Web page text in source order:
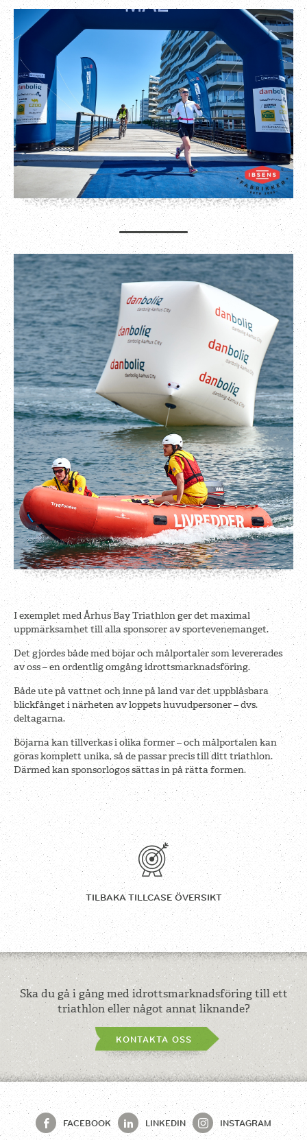
I exemplet med Århus Bay Triathlon ger det maximal
uppmärksamhet till alla sponsorer av sportevenemanget.
Det gjordes både med böjar och målportaler som levererades
av oss – en ordentlig omgång idrottsmarknadsföring.
Både ute på vattnet och inne på land var det uppblåsbara
blickfånget i närheten av loppets huvudpersoner – dvs.
deltagarna.
Böjarna kan tillverkas i olika former – och målportalen kan
göras komplett unika, så de passar precis till ditt triathlon.
Därmed kan sponsorlogos sättas in på rätta formen.
TILBAKA TILLCASE ÖVERSIKT
Ska du gå i gång med idrottsmarknadsföring till ett
triathlon eller något annat liknande?
KONTAKTA OSS
FACEBOOK LINKEDIN INSTAGRAM